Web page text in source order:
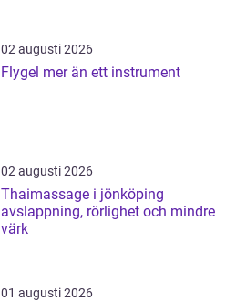
02 augusti 2026
Flygel mer än ett instrument
02 augusti 2026
Thaimassage i jönköping
avslappning, rörlighet och mindre
värk
01 augusti 2026